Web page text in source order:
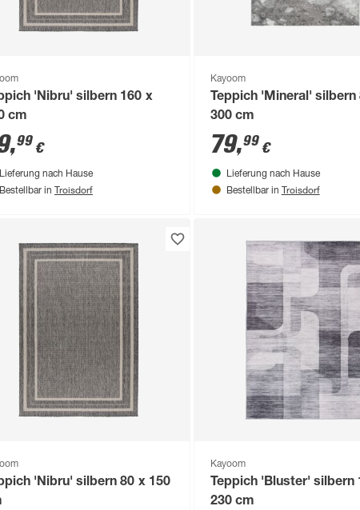
'Nibru' silbern 160 x
cm
,99 €
Lieferung nach Hause
Bestellbar in Troisdorf
Kayoom
Teppich 'Mineral' silbern
300 cm
79,99€
Lieferung nach Hause
Bestellbar in Troisdorf
'Nibru' silbern 80 x 150
Kayoom
Teppich 'Bluster' silbern
230 cm